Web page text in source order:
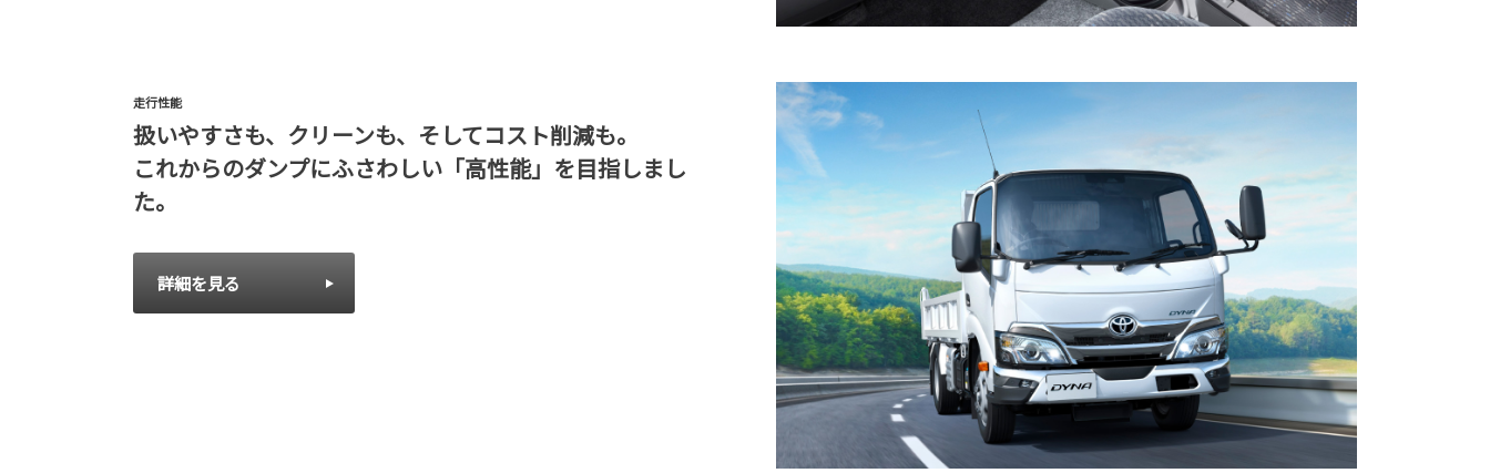
走行性能
扱いやすさも、クリーンも、そしてコスト削減も。
これからのダンプにふさわしい「高性能」を目指しまし
た。
詳細を見る